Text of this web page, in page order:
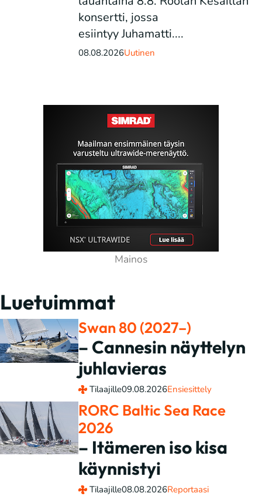
konsertti, jossa
esiintyy Juhamatti....
08.08.2026Uutinen
Luetuimmat
Swan 80 (2027–)
– Cannesin näyttelyn
juhlavieras
Tilaajille09.08.2026Ensiesittely
RORC Baltic Sea Race
2026
– Itämeren iso kisa
käynnistyi
Tilaajille08.08.2026Reportaasi